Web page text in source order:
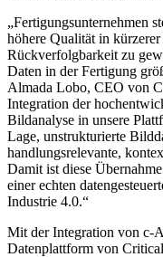
„Fertigungsunternehmen
höhere Qualität in
Rückverfolgbarkeit zu
Daten in der Fertigung
Almada Lobo, CEO von
Integration der
Bildanalyse in unsere
Lage, unstrukturierte
handlungsrelevante,
Damit ist diese
einer echten
Industrie 4.0.“
Mit der Integration von c-
Datenplattform von